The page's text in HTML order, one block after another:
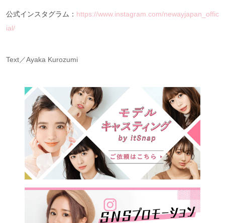
公式インスタグラム： https://www.instagram.com/newayjapan_offic
ial/
Text／Ayaka Kurozumi